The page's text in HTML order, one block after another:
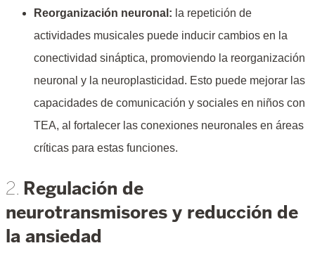
Reorganización neuronal: la repetición de
actividades musicales puede inducir cambios en la
conectividad sináptica, promoviendo la reorganización
neuronal y la neuroplasticidad. Esto puede mejorar las
capacidades de comunicación y sociales en niños con
TEA, al fortalecer las conexiones neuronales en áreas
críticas para estas funciones.
2. Regulación de
neurotransmisores y reducción de
la ansiedad